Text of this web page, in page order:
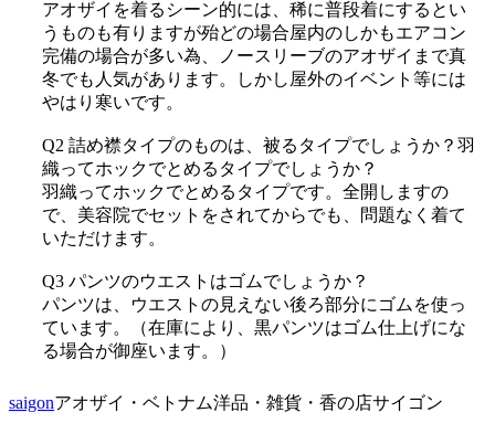
アオザイを着るシーン的には、稀に普段着にするとい
うものも有りますが殆どの場合屋内のしかもエアコン
完備の場合が多い為、ノースリーブのアオザイまで真
冬でも人気があります。しかし屋外のイベント等には
やはり寒いです。
Q2 詰め襟タイプのものは、被るタイプでしょうか？羽
織ってホックでとめるタイプでしょうか？
羽織ってホックでとめるタイプです。全開しますの
で、美容院でセットをされてからでも、問題なく着て
いただけます。
Q3 パンツのウエストはゴムでしょうか？
パンツは、ウエストの見えない後ろ部分にゴムを使っ
ています。（在庫により、黒パンツはゴム仕上げにな
る場合が御座います。）
saigonアオザイ・ベトナム洋品・雑貨・香の店サイゴン